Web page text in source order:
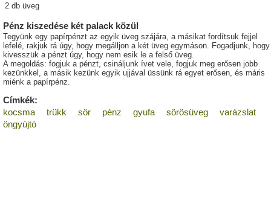
2 db üveg
Pénz kiszedése két palack közül
Tegyünk egy papírpénzt az egyik üveg szájára, a másikat fordítsuk fejjel
lefelé, rakjuk rá úgy, hogy megálljon a két üveg egymáson. Fogadjunk, hogy
kivesszük a pénzt úgy, hogy nem esik le a felső üveg.
A megoldás: fogjuk a pénzt, csináljunk ívet vele, fogjuk meg erősen jobb
kezünkkel, a másik kezünk egyik ujjával üssünk rá egyet erősen, és máris
miénk a papírpénz.
Címkék:
kocsma
trükk sör pénz gyufa sörösüveg
varázslat
öngyújtó